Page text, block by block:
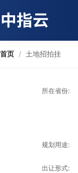
首页 / 土地招拍挂
所在省份:
规划用途:
出让形式: